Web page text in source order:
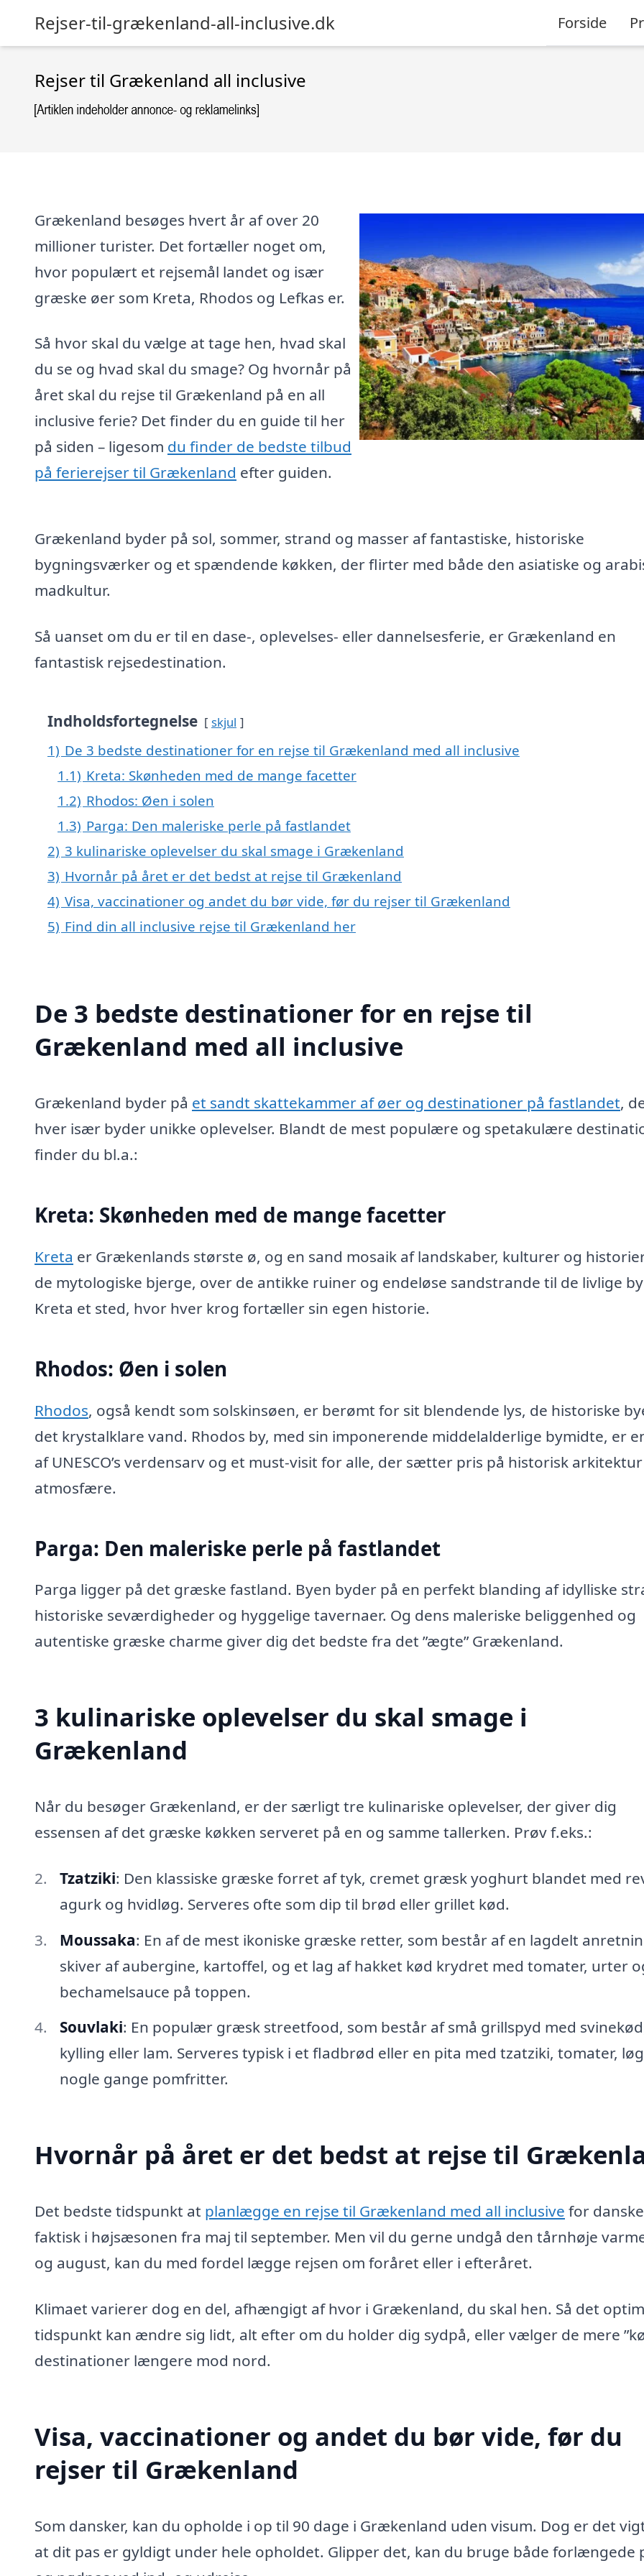
Rejser-til-grækenland-all-inclusive.dk Forside
Rejser til Grækenland all inclusive
Grækenland besøges hvert år af over 20
millioner turister. Det fortæller noget om,
hvor populært et rejsemål landet og især
græske øer som Kreta, Rhodos og Lefkas er.
Så hvor skal du vælge at tage hen, hvad skal
du se og hvad skal du smage? Og hvornår på
året skal du rejse til Grækenland på en all
inclusive ferie? Det finder du en guide til her
på siden – ligesom du finder de bedste tilbud
på ferierejser til Grækenland efter guiden.
Grækenland byder på sol, sommer, strand og masser af fantastiske, historiske
bygningsværker og et spændende køkken, der flirter med både den asiatiske og
madkultur.
Så uanset om du er til en dase-, oplevelses- eller dannelsesferie, er Grækenland en
fantastisk rejsedestination.
Indholdsfortegnelse skjul
1) De 3 bedste destinationer for en rejse til Grækenland med all inclusive
1.1) Kreta: Skønheden med de mange facetter
1.2) Rhodos: Øen i solen
1.3) Parga: Den maleriske perle på fastlandet
2) 3 kulinariske oplevelser du skal smage i Grækenland
3) Hvornår på året er det bedst at rejse til Grækenland
4) Visa, vaccinationer og andet du bør vide, før du rejser til Grækenland
5) Find din all inclusive rejse til Grækenland her
De 3 bedste destinationer for en rejse til
Grækenland med all inclusive
Grækenland byder på et sandt skattekammer af øer og destinationer på fastlandet,
hver især byder unikke oplevelser. Blandt de mest populære og spetakulære
finder du bl.a.:
Kreta: Skønheden med de mange facetter
Kreta er Grækenlands største ø, og en sand mosaik af landskaber, kulturer og
de mytologiske bjerge, over de antikke ruiner og endeløse sandstrande til de livlige
Kreta et sted, hvor hver krog fortæller sin egen historie.
Rhodos: Øen i solen
Rhodos, også kendt som solskinsøen, er berømt for sit blendende lys, de historiske
det krystalklare vand. Rhodos by, med sin imponerende middelalderlige bymidte, er
af UNESCO’s verdensarv og et must-visit for alle, der sætter pris på historisk
atmosfære.
Parga: Den maleriske perle på fastlandet
Parga ligger på det græske fastland. Byen byder på en perfekt blanding af idylliske
historiske seværdigheder og hyggelige tavernaer. Og dens maleriske beliggenhed og
autentiske græske charme giver dig det bedste fra det ”ægte” Grækenland​​.​​​​​
3 kulinariske oplevelser du skal smage i
Grækenland
Når du besøger Grækenland, er der særligt tre kulinariske oplevelser, der giver dig
essensen af det græske køkken serveret på en og samme tallerken. Prøv f.eks.:
Tzatziki: Den klassiske græske forret af tyk, cremet græsk yoghurt blandet med
agurk og hvidløg. Serveres ofte som dip til brød eller grillet kød.
Moussaka: En af de mest ikoniske græske retter, som består af en lagdelt
skiver af aubergine, kartoffel, og et lag af hakket kød krydret med tomater, urter
bechamelsauce på toppen.
Souvlaki: En populær græsk streetfood, som består af små grillspyd med
kylling eller lam. Serveres typisk i et fladbrød eller en pita med tzatziki, tomater,
nogle gange pomfritter.
Hvornår på året er det bedst at rejse til
Det bedste tidspunkt at planlægge en rejse til Grækenland med all inclusive for
faktisk i højsæsonen fra maj til september. Men vil du gerne undgå den tårnhøje
og august, kan du med fordel lægge rejsen om foråret eller i efteråret.
Klimaet varierer dog en del, afhængigt af hvor i Grækenland, du skal hen. Så det
tidspunkt kan ændre sig lidt​​, alt efter om du holder dig sydpå, eller vælger de mere
destinationer længere mod nord.
Visa, vaccinationer og andet du bør vide, før du
rejser til Grækenland
Som dansker, kan du opholde i op til 90 dage i Grækenland uden visum. Dog er det
at dit pas er gyldigt under hele opholdet. Glipper det, kan du bruge både forlængede